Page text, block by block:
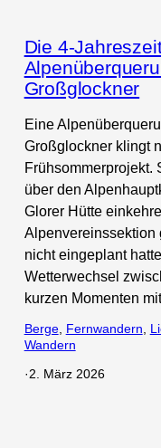
Die 4-
Großglockner
Eine
Großglockner klingt
Frühsommerprojekt.
über den
Glorer Hütte
Alpenvereinssektion
nicht eingeplant
Wetterwechsel
kurzen Momenten
Berge, Fernwandern
Wandern
·2. März 2026